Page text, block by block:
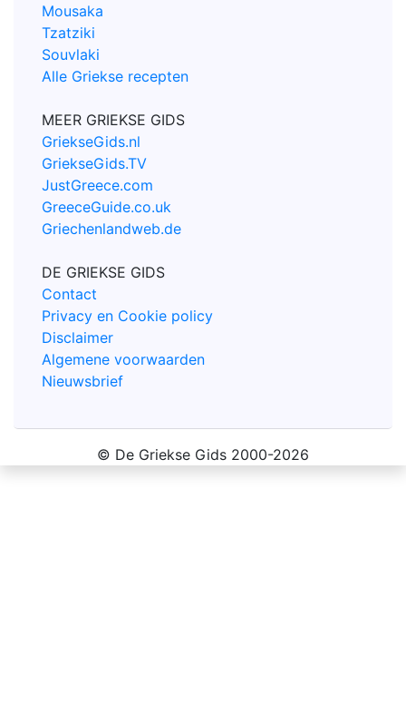
Mousaka
Tzatziki
Souvlaki
Alle Griekse recepten
MEER GRIEKSE GIDS
GriekseGids.nl
GriekseGids.TV
JustGreece.com
GreeceGuide.co.uk
Griechenlandweb.de
DE GRIEKSE GIDS
Contact
Privacy en Cookie policy
Disclaimer
Algemene voorwaarden
Nieuwsbrief
© De Griekse Gids 2000-2026